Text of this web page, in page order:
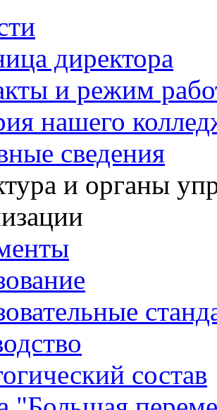
директора
и режим
нашего
сведения
и органы
состав